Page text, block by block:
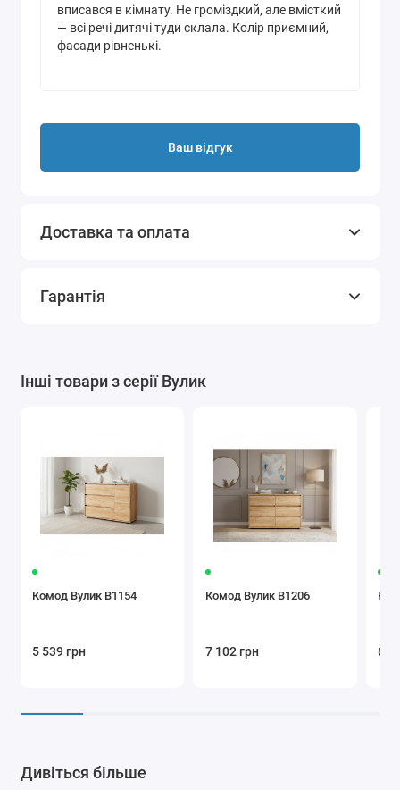
вписався в кімнату. Не громіздкий, але вмісткий
— всі речі дитячі туди склала. Колір приємний,
фасади рівненькі.
Ваш відгук
Доставка та оплата
Гарантія
Інші товари з серії Вулик
Комод Вулик В1154
5 539 грн
Комод Вулик В1206
7 102 грн 6
Дивіться більше